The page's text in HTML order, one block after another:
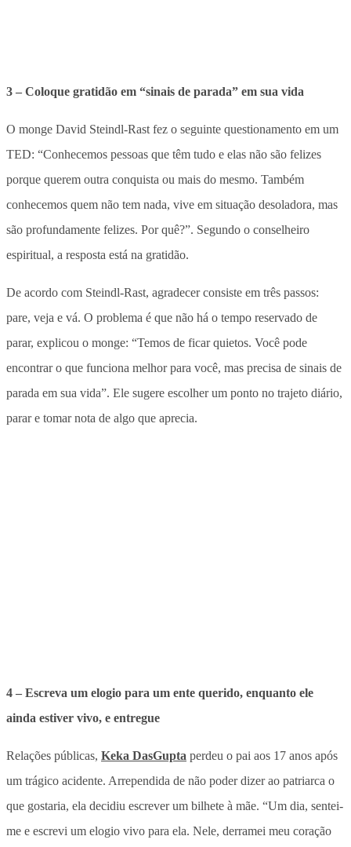
3 – Coloque gratidão em “sinais de parada” em sua vida
O monge David Steindl-Rast fez o seguinte questionamento em um
TED: “Conhecemos pessoas que têm tudo e elas não são felizes
porque querem outra conquista ou mais do mesmo. Também
conhecemos quem não tem nada, vive em situação desoladora, mas
são profundamente felizes. Por quê?”. Segundo o conselheiro
espiritual, a resposta está na gratidão.
De acordo com Steindl-Rast, agradecer consiste em três passos:
pare, veja e vá. O problema é que não há o tempo reservado de
parar, explicou o monge: “Temos de ficar quietos. Você pode
encontrar o que funciona melhor para você, mas precisa de sinais de
parada em sua vida”. Ele sugere escolher um ponto no trajeto diário,
parar e tomar nota de algo que aprecia.
4 – Escreva um elogio para um ente querido, enquanto ele
ainda estiver vivo, e entregue
Relações públicas, Keka DasGupta perdeu o pai aos 17 anos após
um trágico acidente. Arrependida de não poder dizer ao patriarca o
que gostaria, ela decidiu escrever um bilhete à mãe. “Um dia, sentei-
me e escrevi um elogio vivo para ela. Nele, derramei meu coração